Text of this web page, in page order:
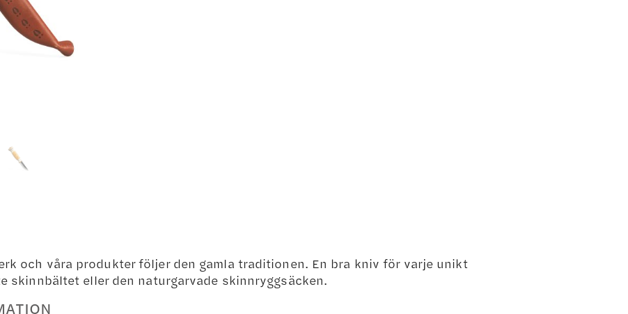
och våra produkter följer den gamla traditionen. En bra kniv för varje unikt
skinnbältet eller den naturgarvade skinnryggsäcken.